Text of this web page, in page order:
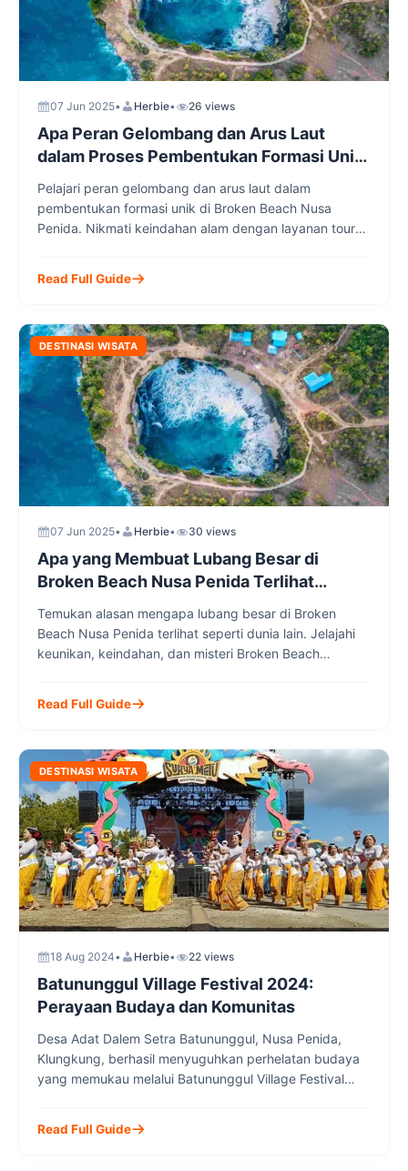
07 Jun 2025• Herbie• 26 views
Apa Peran Gelombang dan Arus Laut
dalam Proses Pembentukan Formasi Unik
di Broken Beach Nusa Penida?
Pelajari peran gelombang dan arus laut dalam
pembentukan formasi unik di Broken Beach Nusa
Penida. Nikmati keindahan alam dengan layanan tour
Read Full Guide
DESTINASI WISATA
07 Jun 2025• Herbie• 30 views
Apa yang Membuat Lubang Besar di
Broken Beach Nusa Penida Terlihat
Seperti Dunia Lain?
Temukan alasan mengapa lubang besar di Broken
Beach Nusa Penida terlihat seperti dunia lain. Jelajahi
keunikan, keindahan, dan misteri Broken Beach
Read Full Guide
DESTINASI WISATA
18 Aug 2024• Herbie• 22 views
Batununggul Village Festival 2024:
Perayaan Budaya dan Komunitas
Desa Adat Dalem Setra Batununggul, Nusa Penida,
Klungkung, berhasil menyuguhkan perhelatan budaya
yang memukau melalui Batununggul Village Festival
melestarikan warisan budaya Desa Adat Dalem Setra
Read Full Guide